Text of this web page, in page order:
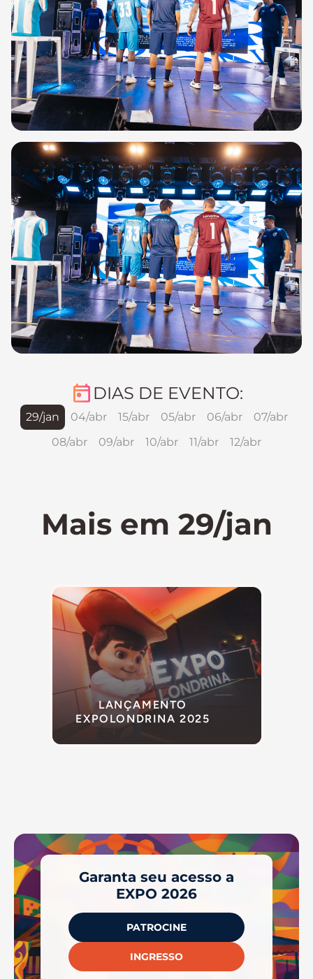
DIAS DE EVENTO:
29/jan 04/abr 15/abr 05/abr 06/abr
07/abr
08/abr
09/abr 10/abr 11/abr 12/abr
Mais em 29/jan
LANÇAMENTO
EXPOLONDRINA 2025
Garanta seu acesso a
EXPO 2026
PATROCINE
INGRESSO